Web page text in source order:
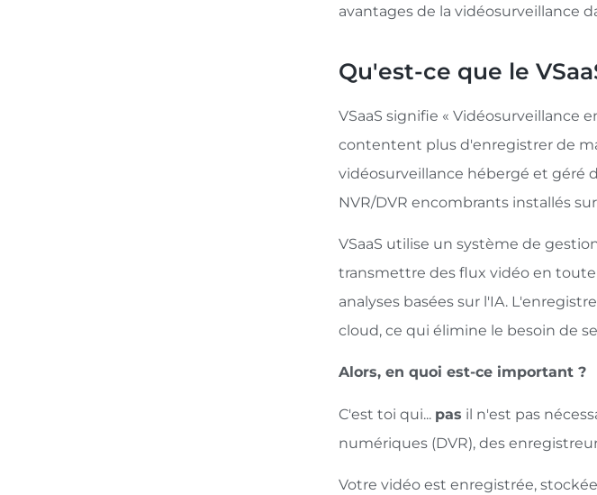
avantages de la vidéosurveillance
Qu'est-ce que le
VSaaS signifie « Vidéosurveillance
contentent plus d'enregistrer de
vidéosurveillance hébergé et géré
NVR/DVR encombrants installés
VSaaS utilise un système de
transmettre des flux vidéo en
analyses basées sur l'IA.
cloud, ce qui élimine le besoin de
Alors, en quoi est-ce important ?
C'est toi qui... pas il n'est pas
numériques (DVR), des
Votre vidéo est enregistrée,